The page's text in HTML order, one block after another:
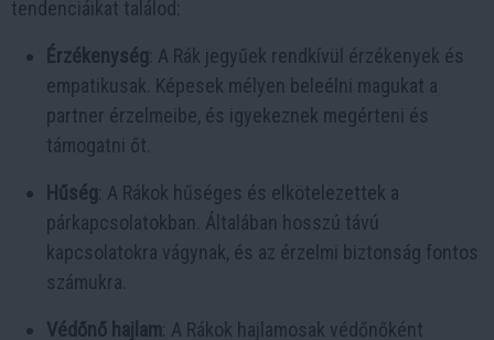
tendenciáikat találod:
Érzékenység : A Rák jegyűek rendkívül érzékenyek és
empatikusak. Képesek mélyen beleélni magukat a
partner érzelmeibe, és igyekeznek megérteni és
támogatni őt.
Hűség : A Rákok hűséges és elkötelezettek a
párkapcsolatokban. Általában hosszú távú
kapcsolatokra vágynak, és az érzelmi biztonság fontos
számukra.
Védőnő hajlam : A Rákok hajlamosak védőnőként